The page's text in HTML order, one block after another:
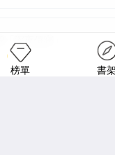
深夜侍寝」
榜單 書架